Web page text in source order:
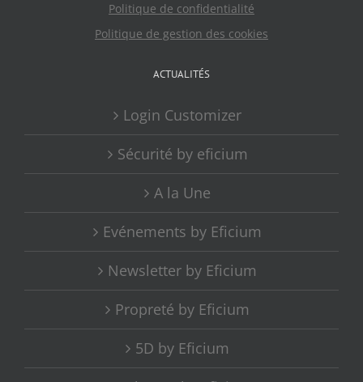
Politique de confidentialité
Politique de gestion des cookies
ACTUALITÉS
Login Customizer
Sécurité by eficium
A la Une
Evénements by Eficium
Newsletter by Eficium
Propreté by Eficium
5D by Eficium